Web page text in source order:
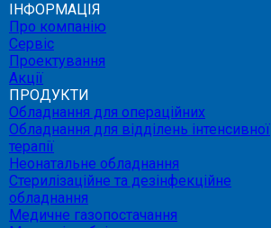
ІНФОРМАЦІЯ
Про компанію
Сервіс
Проектування
Акції
ПРОДУКТИ
Обладнання для операційних
Обладнання для відділень інтенсивної
терапії
Неонатальне обладнання
Стерилізаційне та дезінфекційне
обладнання
Медичне газопостачання